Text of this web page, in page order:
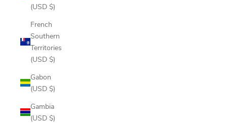
(USD $)
French
Southern
Territories
(USD $)
Gabon
(USD $)
Gambia
(USD $)